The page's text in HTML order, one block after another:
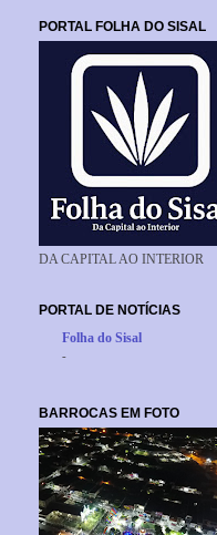
PORTAL FOLHA DO SISAL
DA CAPITAL AO INTERIOR
PORTAL DE NOTÍCIAS
Folha do Sisal
-
BARROCAS EM FOTO